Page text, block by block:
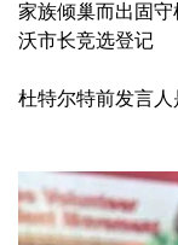
家族倾巢而出固
沃市长竞选登记
杜特尔特前发言人